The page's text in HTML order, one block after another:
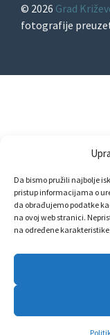
Da bismo pružili najbolje
pristup informacijama o
da obrađujemo podatke
na ovoj web stranici.
na određene
© 2026 Grad
fotografije